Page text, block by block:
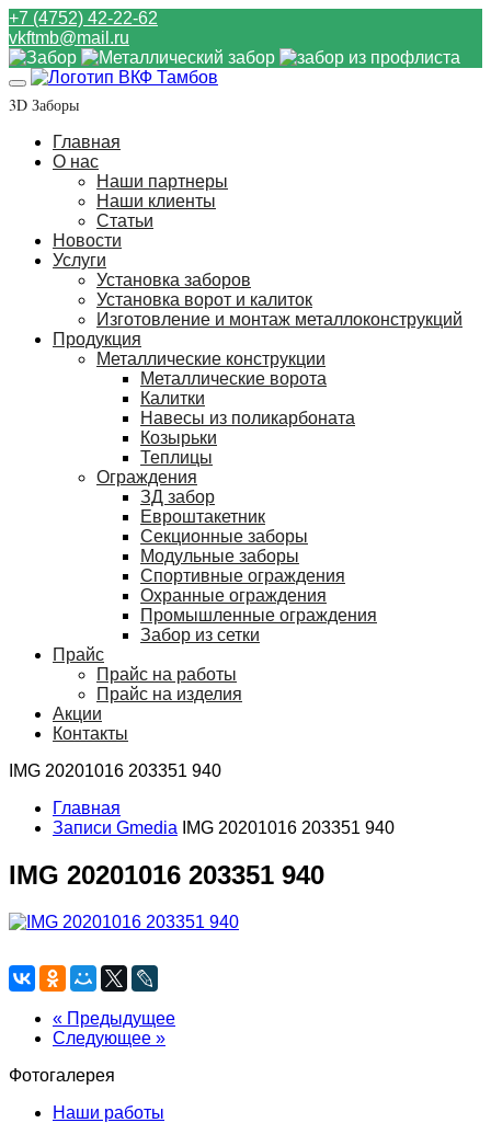
+7 (4752) 42-22-62
vkftmb@mail.ru
3D Заборы
Главная
О нас
Наши партнеры
Наши клиенты
Статьи
Новости
Услуги
Установка заборов
Установка ворот и калиток
Изготовление и монтаж металлоконструкций
Продукция
Металлические конструкции
Металлические ворота
Калитки
Навесы из поликарбоната
Козырьки
Теплицы
Ограждения
ЗД забор
Евроштакетник
Секционные заборы
Модульные заборы
Спортивные ограждения
Охранные ограждения
Промышленные ограждения
Забор из сетки
Прайс
Прайс на работы
Прайс на изделия
Акции
Контакты
IMG 20201016 203351 940
Главная
Записи Gmedia
IMG 20201016 203351 940
IMG 20201016 203351 940
« Предыдущее
Следующее »
Фотогалерея
Наши работы